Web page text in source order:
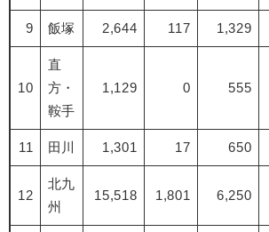
9 飯塚 2,644 117 1,329
10
直
方・
鞍手
1,129 0 555
11 田川 1,301 17 650
12
北九
州
15,518 1,801 6,250